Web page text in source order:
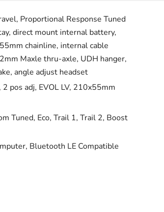
Proportional Response Tuned
direct mount internal battery,
chainline, internal cable
Maxle thru-axle, UDH hanger,
angle adjust headset
pos adj, EVOL LV, 210x55mm
Tuned, Eco, Trail 1, Trail 2, Boost
Bluetooth LE Compatible